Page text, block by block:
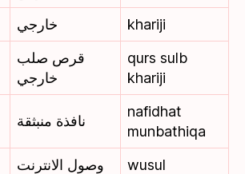
خارجي
khariji
قرص صلب
خارجي
qurs sulb
khariji
نافذة منبثقة
nafidhat
munbathiqa
وصول الانترنت
wusul